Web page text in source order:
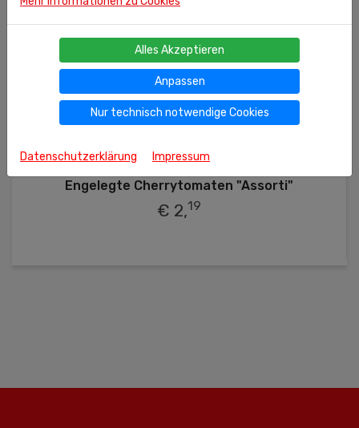
Ähnliche Produkte
Engelegte Cherrytomaten "Assorti"
€ 2,19
Alles Akzeptieren
Anpassen
Nur technisch notwendige Cookies
Datenschutzerklärung Impressum